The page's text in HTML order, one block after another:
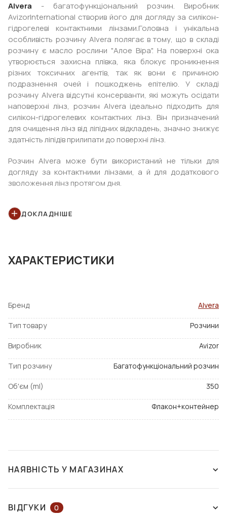
Alvera - багатофункціональний розчин. Виробник
AvizorInternational створив його для догляду за силікон-
гідрогелеві контактними лінзами.Головна і унікальна
особливість розчину Alvera полягає в тому, що в складі
розчину є масло рослини "Алое Віра". На поверхні ока
утворюється захисна плівка, яка блокує проникнення
різних токсичних агентів, так як вони є причиною
подразнення очей і пошкоджень епітелію. У складі
розчину Alvera відсутні консерванти, які можуть осідати
наповерхні лінз, розчин Alvera ідеально підходить для
силікон-гідрогелевих контактних лінз. Він призначений
для очищення лінз від ліпідних відкладень, значно знижує
здатність ліпідів прилипати до поверхні лінз.
Розчин Alvera може бути використаний не тільки для
догляду за контактними лінзами, а й для додаткового
зволоження лінз протягом дня.
ДОКЛАДНІШЕ
ХАРАКТЕРИСТИКИ
Бренд Alvera
Тип товару Розчини
Виробник Avizor
Тип розчину Багатофункціональний розчин
Об'єм (ml) 350
Комплектація Флакон+контейнер
НАЯВНІСТЬ У МАГАЗИНАХ
НАЯВНІСТЬ У МАГАЗИНАХ
ВІДГУКИ 0